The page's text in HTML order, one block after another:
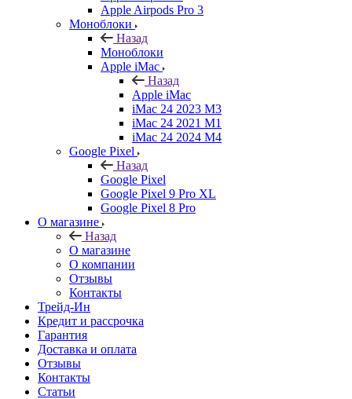
Apple Airpods Pro 3
Моноблоки
Назад
Моноблоки
Apple iMac
Назад
Apple iMac
iMac 24 2023 M3
iMac 24 2021 M1
iMac 24 2024 M4
Google Pixel
Назад
Google Pixel
Google Pixel 9 Pro XL
Google Pixel 8 Pro
О магазине
Назад
О магазине
О компании
Отзывы
Контакты
Трейд-Ин
Кредит и рассрочка
Гарантия
Доставка и оплата
Отзывы
Контакты
Статьи